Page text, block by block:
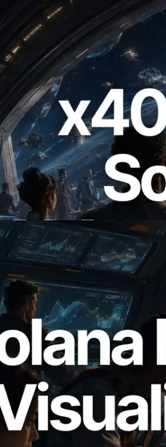
fähige Solana RPC —
Ära, in der KI-Agenten
veröffentlicht Solana
Visualisierung der
pro Slot und der